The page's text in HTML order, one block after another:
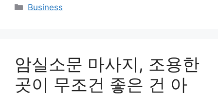
Categories
Business
암실소문 마사지, 조용한
곳이 무조건 좋은 건 아